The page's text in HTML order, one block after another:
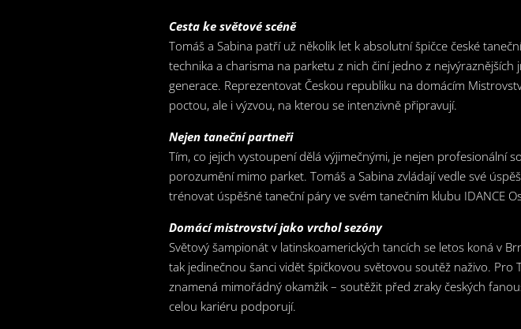
Cesta ke světové scéně
Tomáš a Sabina patří už několik let k absolutní špičce české
technika a charisma na parketu z nich činí jedno z nejvýraznějších
generace. Reprezentovat Českou republiku na domácím
poctou, ale i výzvou, na kterou se intenzivně připravují.
Nejen taneční partneři
Tím, co jejich vystoupení dělá výjimečnými, je nejen profesionální
porozumění mimo parket. Tomáš a Sabina zvládají vedle své
trénovat úspěšné taneční páry ve svém tanečním klubu IDANCE
Domácí mistrovství jako vrchol sezóny
Světový šampionát v latinskoamerických tancích se letos koná v
tak jedinečnou šanci vidět špičkovou světovou soutěž naživo. Pro
znamená mimořádný okamžik – soutěžit před zraky českých
celou kariéru podporují.